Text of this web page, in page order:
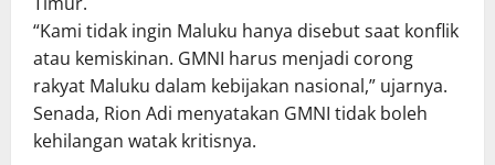
“Kami tidak ingin Maluku hanya disebut saat konflik
atau kemiskinan. GMNI harus menjadi corong
rakyat Maluku dalam kebijakan nasional,” ujarnya.
Senada, Rion Adi menyatakan GMNI tidak boleh
kehilangan watak kritisnya.